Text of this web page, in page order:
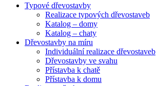
Typové dřevostavby
Realizace typových dřevostaveb
Katalog – domy
Katalog – chaty
Dřevostavby na míru
Individuální realizace dřevostaveb
Dřevostavby ve svahu
Přístavba k chatě
Přístavba k domu